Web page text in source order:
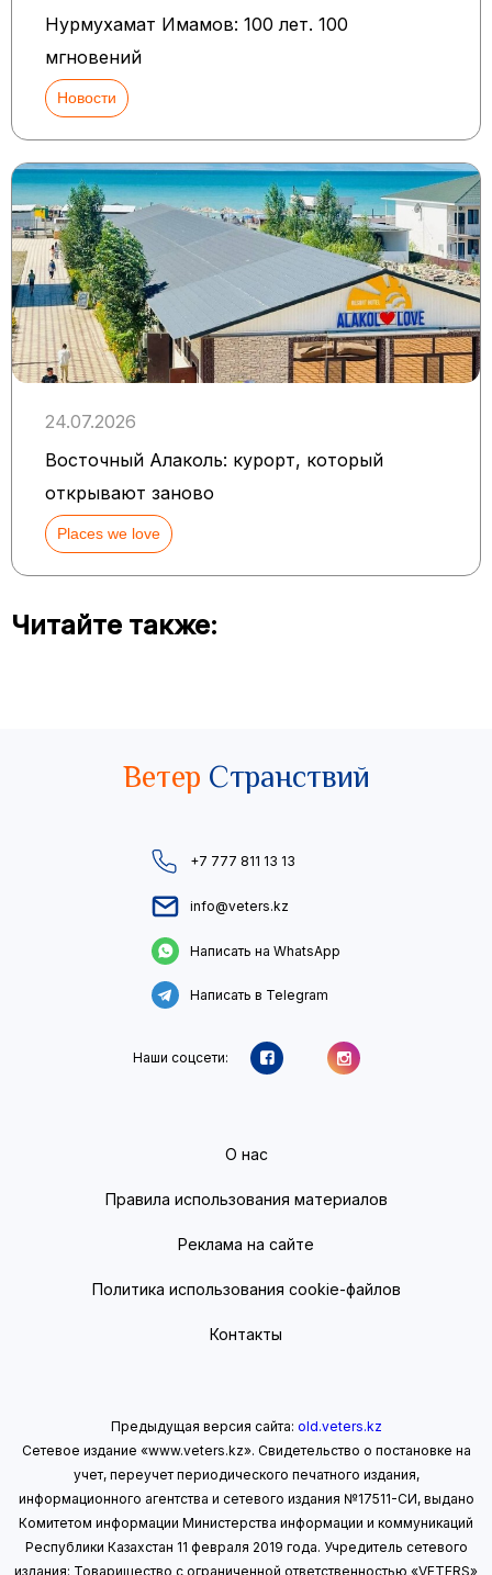
Нурмухамат Имамов: 100 лет. 100
мгновений
Новости
24.07.2026
Восточный Алаколь: курорт, который
открывают заново
Places we love
Читайте также:
Ветер Странствий
+7 777 811 13 13
info@veters.kz
Написать на WhatsApp
Написать в Telegram
Наши соцсети:
О нас
Правила использования материалов
Реклама на сайте
Политика использования cookie-файлов
Контакты
Предыдущая версия сайта: old.veters.kz
Сетевое издание «www.veters.kz». Свидетельство о постановке на
учет, переучет периодического печатного издания,
информационного агентства и сетевого издания №17511-СИ, выдано
Комитетом информации Министерства информации и коммуникаций
Республики Казахстан 11 февраля 2019 года. Учредитель сетевого
издания: Товарищество с ограниченной ответственностью «VETERS»